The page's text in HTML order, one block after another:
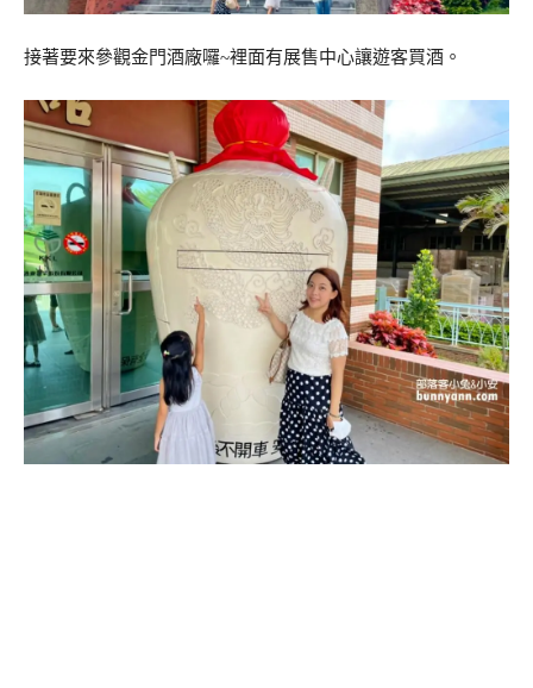
接著要來參觀金門酒廠囉~裡面有展售中心讓遊客買酒。